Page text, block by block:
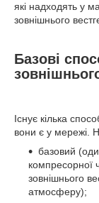
які надходять у
зовнішнього
Базові
Існує кілька
вони є у мережі.
базовий
компресорної
зовнішнього
атмосферу);